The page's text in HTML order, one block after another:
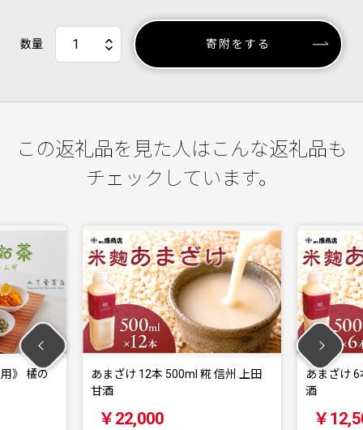
数量 寄附をする
この返礼品を見た人はこんな返礼品も
チェックしています。
糀 信州 上田
あまざけ 6本 500ml 糀 信州 上田 甘
￥12,500